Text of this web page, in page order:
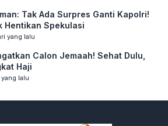
Tak Ada Surpres Ganti Kapolri!
Hentikan Spekulasi
yang lalu
Calon Jemaah! Sehat Dulu,
Haji
lalu